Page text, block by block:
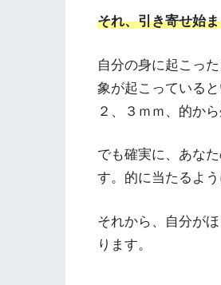
それ、引き寄せ始
自分の身に起こっ
象が起こっていると
２、３ｍｍ、的か
でも確実に、あな
す。的に当たるよ
それから、自分が
ります。